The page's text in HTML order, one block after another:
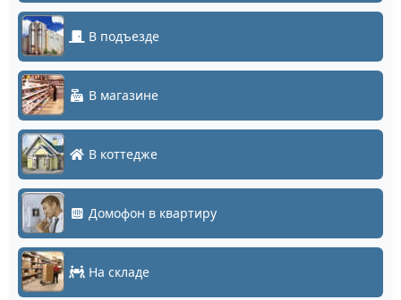
В подъезде
В магазине
В коттедже
Домофон в квартиру
На складе